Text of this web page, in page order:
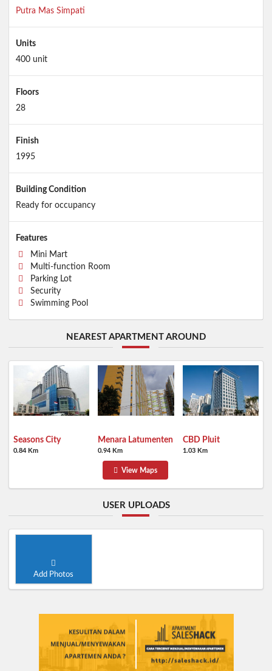
Putra Mas Simpati
Units
400 unit
Floors
28
Finish
1995
Building Condition
Ready for occupancy
Features
Mini Mart
Multi-function Room
Parking Lot
Security
Swimming Pool
NEAREST APARTMENT AROUND
Seasons City
0.84 Km
Menara Latumenten
0.94 Km
CBD Pluit
1.03 Km
View Maps
USER UPLOADS
Add Photos